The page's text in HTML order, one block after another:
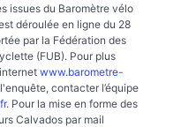
issues du Baromètre vélo
déroulée en ligne du 28
par la Fédération des
(FUB). Pour plus
www.barometre-
contacter l’équipe
. Pour la mise en forme des
Calvados par mail